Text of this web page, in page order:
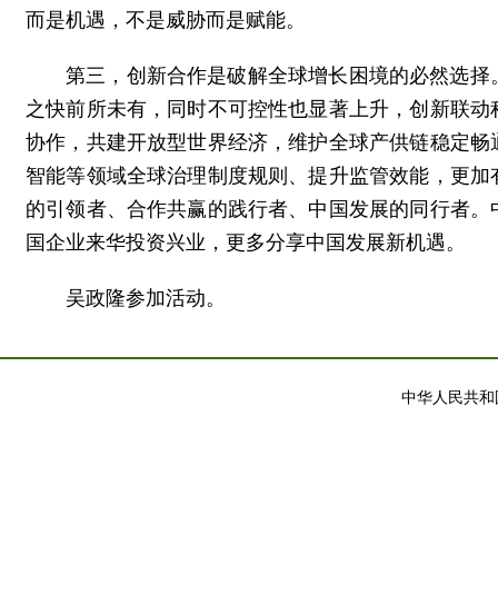
而是机遇，不是威胁而是赋能。
第三，创新合作是破解全球增长困境的必然选
之快前所未有，同时不可控性也显著上升，创新联
协作，共建开放型世界经济，维护全球产供链稳定
智能等领域全球治理制度规则、提升监管效能，更
的引领者、合作共赢的践行者、中国发展的同行者
国企业来华投资兴业，更多分享中国发展新机遇。
吴政隆参加活动。
中华人民共